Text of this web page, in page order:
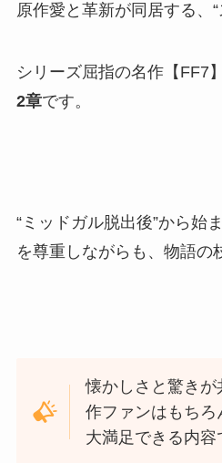
原作愛と革新が同居する、“
シリーズ屈指の名作【FF7
2章です。
“ミッドガル脱出後”から始
を尊重しながらも、物語の
懐かしさと驚き
作ファンはもちろ
大満足できる内容